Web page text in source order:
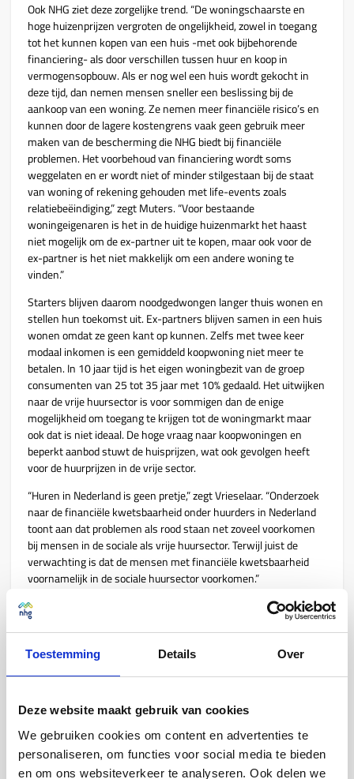
Toestemming Details Over
Deze website maakt gebruik van cookies
We gebruiken cookies om content en advertenties te
personaliseren, om functies voor social media te bieden
en om ons websiteverkeer te analyseren. Ook delen we
Ook NHG ziet deze zorgelijke trend. “De woningschaarste en
hoge huizenprijzen vergroten de ongelijkheid, zowel in toegang
tot het kunnen kopen van een huis -met ook bijbehorende
financiering- als door verschillen tussen huur en koop in
vermogensopbouw. Als er nog wel een huis wordt gekocht in
deze tijd, dan nemen mensen sneller een beslissing bij de
aankoop van een woning. Ze nemen meer financiële risico’s en
kunnen door de lagere kostengrens vaak geen gebruik meer
maken van de bescherming die NHG biedt bij financiële
problemen. Het voorbehoud van financiering wordt soms
weggelaten en er wordt niet of minder stilgestaan bij de staat
van woning of rekening gehouden met life-events zoals
relatiebeëindiging,” zegt Muters. “Voor bestaande
woningeigenaren is het in de huidige huizenmarkt het haast
niet mogelijk om de ex-partner uit te kopen, maar ook voor de
ex-partner is het niet makkelijk om een andere woning te
vinden.”
Starters blijven daarom noodgedwongen langer thuis wonen en
stellen hun toekomst uit. Ex-partners blijven samen in een huis
wonen omdat ze geen kant op kunnen. Zelfs met twee keer
modaal inkomen is een gemiddeld koopwoning niet meer te
betalen. In 10 jaar tijd is het eigen woningbezit van de groep
consumenten van 25 tot 35 jaar met 10% gedaald. Het uitwijken
naar de vrije huursector is voor sommigen dan de enige
mogelijkheid om toegang te krijgen tot de woningmarkt maar
ook dat is niet ideaal. De hoge vraag naar koopwoningen en
beperkt aanbod stuwt de huisprijzen, wat ook gevolgen heeft
voor de huurprijzen in de vrije sector.
“Huren in Nederland is geen pretje,” zegt Vrieselaar. “Onderzoek
naar de financiële kwetsbaarheid onder huurders in Nederland
toont aan dat problemen als rood staan net zoveel voorkomen
bij mensen in de sociale als vrije huursector. Terwijl juist de
verwachting is dat de mensen met financiële kwetsbaarheid
voornamelijk in de sociale huursector voorkomen.”
Meer huizen bouwen helpt de starter
niet op korte termijn
Maar hoe kunnen we de groep voor wie een eigen woning
onbereikbaar is beter helpen, zonder de problemen door te
Bouwen wordt door alle aanwezigen genoemd als een oplossing
voor de woningcrisis. En dan wel naar woningbehoefte. Bouwen
vergroot namelijk het aanbod en lost een deel van de schaarste
op, maar het lost niet het probleem op korte termijn op voor de